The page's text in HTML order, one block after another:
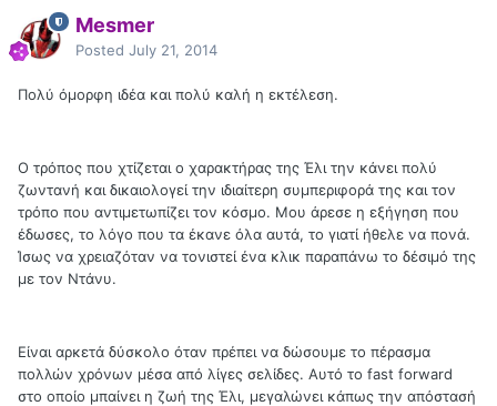
Mesmer
Posted July 21, 2014
Πολύ όμορφη ιδέα και πολύ καλή η εκτέλεση.
Ο τρόπος που χτίζεται ο χαρακτήρας της Έλι την κάνει πολύ
ζωντανή και δικαιολογεί την ιδιαίτερη συμπεριφορά της και τον
τρόπο που αντιμετωπίζει τον κόσμο. Μου άρεσε η εξήγηση που
έδωσες, το λόγο που τα έκανε όλα αυτά, το γιατί ήθελε να πονά.
Ίσως να χρειαζόταν να τονιστεί ένα κλικ παραπάνω το δέσιμό της
με τον Ντάνυ.
Είναι αρκετά δύσκολο όταν πρέπει να δώσουμε το πέρασμα
πολλών χρόνων μέσα από λίγες σελίδες. Αυτό το fast forward
στο οποίο μπαίνει η ζωή της Έλι, μεγαλώνει κάπως την απόστασή